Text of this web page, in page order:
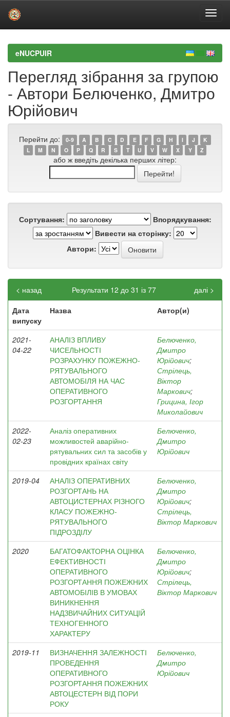
navigationeNUCPUIR
Перегляд зібрання за групою
- Автори Белюченко, Дмитро
Юрійович
Перейти до: 0-9 A B C D E F G H I J
K
L
M N O P Q R S T U V W X Y Z
або ж введіть декілька перших літер:
Сортування:
Впорядкування:
Вивести на сторінку:
Автори:
Результати 12 до 31 із 77
< назад
далі >
Дата
випуску
Назва Автор(и)
2021-
04-22
АНАЛІЗ ВПЛИВУ
ЧИСЕЛЬНОСТІ
РОЗРАХУНКУ ПОЖЕЖНО-
РЯТУВАЛЬНОГО
АВТОМОБІЛЯ НА ЧАС
ОПЕРАТИВНОГО
РОЗГОРТАННЯ
Белюченко,
Дмитро
Юрійович;
Стрілець,
Віктор
Маркович;
Грицина, Ігор
Миколайович
2022-
02-23
Аналіз оперативних
можливостей аварійно-
рятувальних сил та засобів у
провідних країнах світу
Белюченко,
Дмитро
Юрійович
2019-04
АНАЛІЗ ОПЕРАТИВНИХ
РОЗГОРТАНЬ НА
АВТОЦИСТЕРНАХ РІЗНОГО
КЛАСУ ПОЖЕЖНО-
РЯТУВАЛЬНОГО
ПІДРОЗДІЛУ
Белюченко,
Дмитро
Юрійович;
Стрілець,
Віктор Маркович
2020
БАГАТОФАКТОРНА ОЦІНКА
ЕФЕКТИВНОСТІ
ОПЕРАТИВНОГО
РОЗГОРТАННЯ ПОЖЕЖНИХ
АВТОМОБІЛІВ В УМОВАХ
ВИНИКНЕННЯ
НАДЗВИЧАЙНИХ СИТУАЦІЙ
ТЕХНОГЕННОГО
ХАРАКТЕРУ
Белюченко,
Дмитро
Юрійович;
Стрілець,
Віктор Маркович
2019-11
ВИЗНАЧЕННЯ ЗАЛЕЖНОСТІ
ПРОВЕДЕННЯ
ОПЕРАТИВНОГО
РОЗГОРТАННЯ ПОЖЕЖНИХ
АВТОЦЕСТЕРН ВІД ПОРИ
РОКУ
Белюченко,
Дмитро
Юрійович